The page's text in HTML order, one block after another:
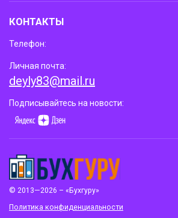
© 2013—2026 – «Бухгуру»
Политика конфиденциальности
КОНТАКТЫ
Телефон:
Личная почта:
deyly83@mail.ru
Подписывайтесь на новости: